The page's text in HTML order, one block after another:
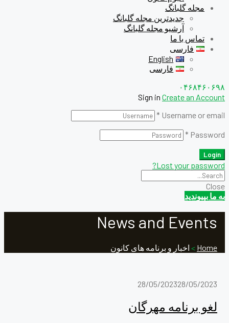
مجله گلبانگ
جدیدترین مجله گلبانگ
آرشیو مجله گلبانگ
تماس با ما
فارسی
English
فارسی
۰۴۶۸۴۶۰۶۹۸
Sign in Create an Account
Username or email
*
Password
*
Login
Lost your password?
Close
به ما بپیوندید
News and Events
Home
> اخبار و برنامه های کانون
28/05/202328/05/2023
لغو برنامه مهرگان